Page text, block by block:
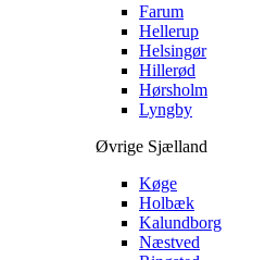
Farum
Hellerup
Helsingør
Hillerød
Hørsholm
Lyngby
Øvrige Sjælland
Køge
Holbæk
Kalundborg
Næstved